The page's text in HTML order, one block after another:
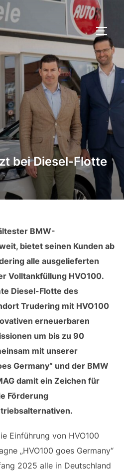
bei Diesel-Flotte
BMW-
bietet seinen Kunden ab
alle ausgelieferten
Volltankfüllung HVO100.
Diesel-Flotte des
Trudering mit HVO100
erneuerbaren
um bis zu 90
mit unserer
Germany“ und der BMW
damit ein Zeichen für
Förderung
Einführung von HVO100
„HVO100 goes Germany“
2025 alle in Deutschland